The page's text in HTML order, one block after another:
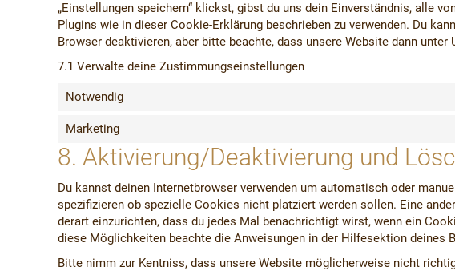
„Einstellungen speichern“ klickst, gibst du uns dein Einverständnis, alle
Plugins wie in dieser Cookie-Erklärung beschrieben zu verwenden. Du
Browser deaktivieren, aber bitte beachte, dass unsere Website dann
7.1 Verwalte deine Zustimmungseinstellungen
Notwendig
Marketing
8. Aktivierung/Deaktivierung und
Du kannst deinen Internetbrowser verwenden um automatisch oder
spezifizieren ob spezielle Cookies nicht platziert werden sollen. Eine
derart einzurichten, dass du jedes Mal benachrichtigt wirst, wenn ein
diese Möglichkeiten beachte die Anweisungen in der Hilfesektion deines
Bitte nimm zur Kentniss, dass unsere Website möglicherweise nicht